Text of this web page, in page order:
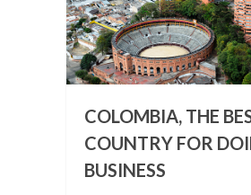
COLOMBIA, THE
COUNTRY FOR
BUSINESS